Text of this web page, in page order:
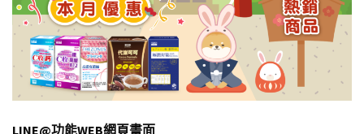
LINE@功能WEB網頁畫面